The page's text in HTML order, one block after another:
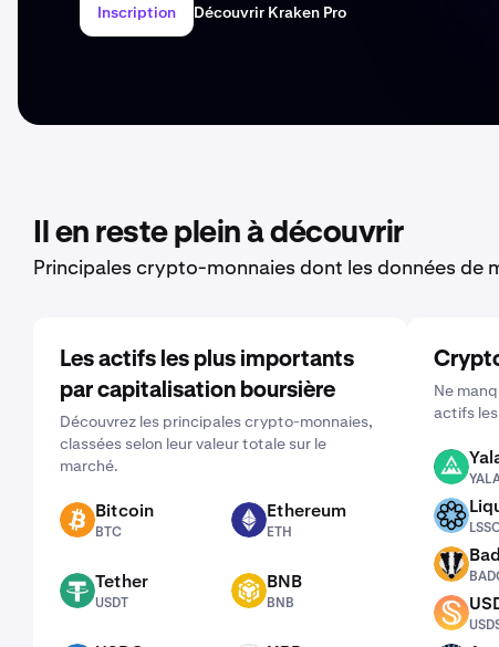
Inscription Découvrir Kraken Pro
Il en reste plein à découvrir
Principales crypto-monnaies dont les données de
Les actifs les plus importants
par capitalisation boursière
Découvrez les principales crypto-monnaies,
classées selon leur valeur totale sur le
marché.
BTC Bitcoin
BTC
ETH Ethereum
ETH
USDT Tether
USDT
BNB BNB
BNB
Ne
actifs
YALA
LSSOL
BADGER
USDS